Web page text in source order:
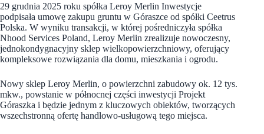
29 grudnia 2025 roku spółka Leroy Merlin Inwestycje
podpisała umowę zakupu gruntu w Góraszce od spółki Ceetrus
Polska. W wyniku transakcji, w której pośredniczyła spółka
Nhood Services Poland, Leroy Merlin zrealizuje nowoczesny,
jednokondygnacyjny sklep wielkopowierzchniowy, oferujący
kompleksowe rozwiązania dla domu, mieszkania i ogrodu.
Nowy sklep Leroy Merlin, o powierzchni zabudowy ok. 12 tys.
mkw., powstanie w północnej części inwestycji Projekt
Góraszka i będzie jednym z kluczowych obiektów, tworzących
wszechstronną ofertę handlowo-usługową tego miejsca.